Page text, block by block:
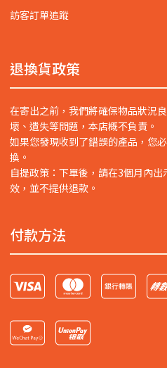
訪客訂單追蹤
退換貨政策
在寄出之前，我們將確保物品狀況
壞、遺失等問題，本店概不負責。
如果您發現收到了錯誤的產品，您
換。
自提政策：下單後，請在3個月內
效，並不提供退款。
付款方法